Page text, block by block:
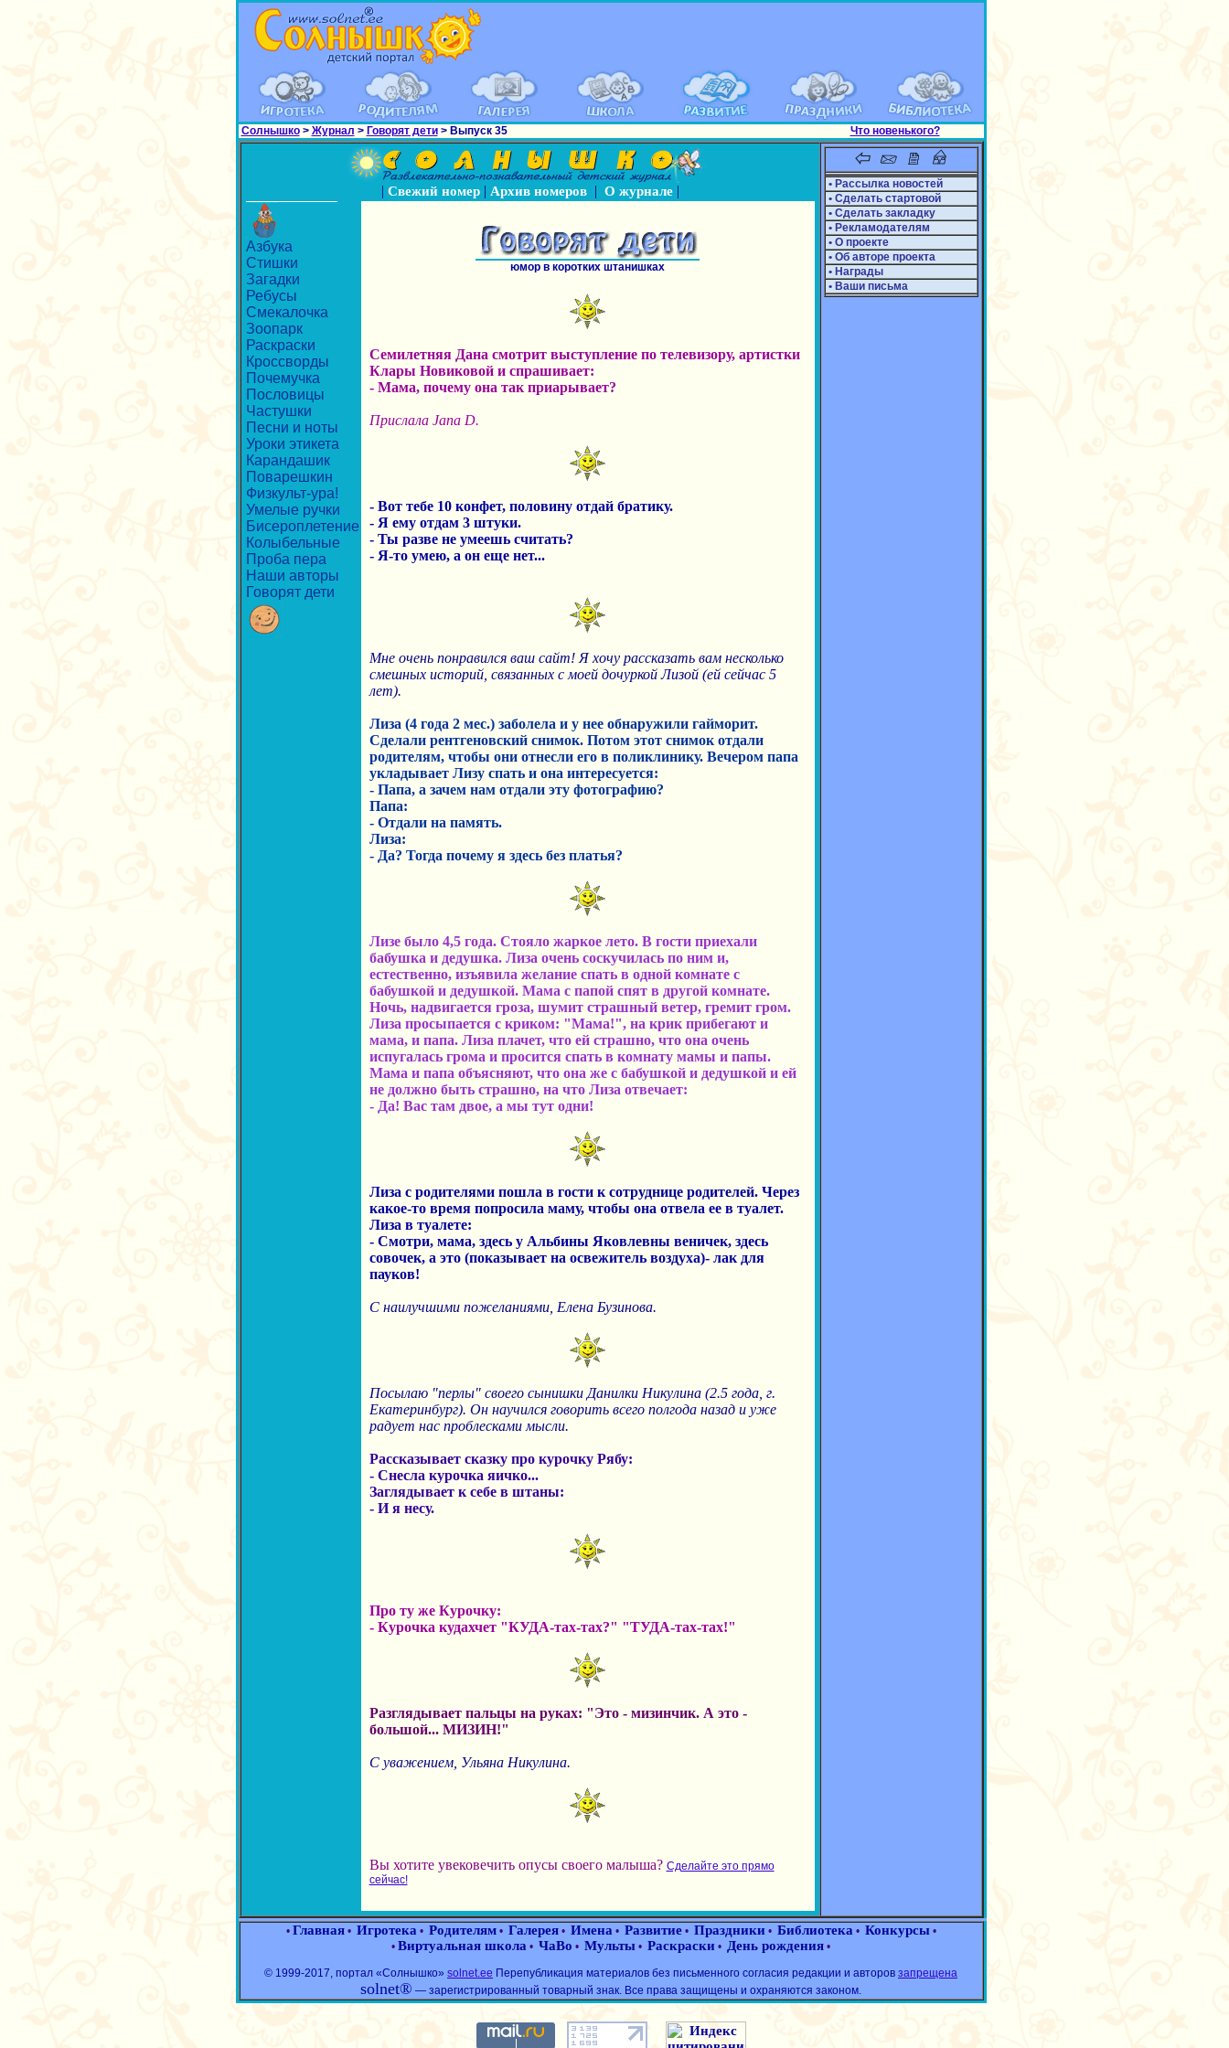
Солнышко> Журнал > Говорят дети> Выпуск 35 Что новенького?
| Свежий номер| Архив номеров| О журнале|
Азбука
Стишки
Загадки
Ребусы
Смекалочка
Зоопарк
Раскраски
Кроссворды
Почемучка
Пословицы
Частушки
Песни и ноты
Уроки этикета
Карандашик
Поварешкин
Физкульт-ура!
Умелые ручки
Бисероплетение
Колыбельные
Проба пера
Наши авторы
Говорят дети
юмор в коротких штанишках
Семилетняя Дана смотрит выступление по телевизору, артистки
Клары Новиковой и спрашивает:
- Мама, почему она так приарывает?
Прислала Jana D.
- Вот тебе 10 конфет, половину отдай братику.
- Я ему отдам 3 штуки.
- Ты разве не умеешь считать?
- Я-то умею, а он еще нет...
Мне очень понравился ваш сайт! Я хочу рассказать вам несколько
смешных историй, связанных с моей дочуркой Лизой (ей сейчас 5
лет).
Лиза (4 года 2 мес.) заболела и у нее обнаружили гайморит.
Сделали рентгеновский снимок. Потом этот снимок отдали
родителям, чтобы они отнесли его в поликлинику. Вечером папа
укладывает Лизу спать и она интересуется:
- Папа, а зачем нам отдали эту фотографию?
Папа:
- Отдали на память.
Лиза:
- Да? Тогда почему я здесь без платья?
Лизе было 4,5 года. Стояло жаркое лето. В гости приехали
бабушка и дедушка. Лиза очень соскучилась по ним и,
естественно, изъявила желание спать в одной комнате с
бабушкой и дедушкой. Мама с папой спят в другой комнате.
Ночь, надвигается гроза, шумит страшный ветер, гремит гром.
Лиза просыпается с криком: "Мама!", на крик прибегают и
мама, и папа. Лиза плачет, что ей страшно, что она очень
испугалась грома и просится спать в комнату мамы и папы.
Мама и папа объясняют, что она же с бабушкой и дедушкой и ей
не должно быть страшно, на что Лиза отвечает:
- Да! Вас там двое, а мы тут одни!
Лиза с родителями пошла в гости к сотруднице родителей. Через
какое-то время попросила маму, чтобы она отвела ее в туалет.
Лиза в туалете:
- Смотри, мама, здесь у Альбины Яковлевны веничек, здесь
совочек, а это (показывает на освежитель воздуха)- лак для
пауков!
С наилучшими пожеланиями, Елена Бузинова.
Посылаю "перлы" своего сынишки Данилки Никулина (2.5 года, г.
Екатеринбург). Он научился говорить всего полгода назад и уже
радует нас проблесками мысли.
Рассказывает сказку про курочку Рябу:
- Снесла курочка яичко...
Заглядывает к себе в штаны:
- И я несу.
Про ту же Курочку:
- Курочка кудахчет "КУДА-тах-тах?" "ТУДА-тах-тах!"
Разглядывает пальцы на руках: "Это - мизинчик. А это -
большой... МИЗИН!"
С уважением, Ульяна Никулина.
Вы хотите увековечить опусы своего малыша? Сделайте это прямо
сейчас!
• Рассылка новостей
• Сделать стартовой
• Сделать закладку
• Рекламодателям
• О проекте
• Об авторе проекта
• Награды
• Ваши письма
• Главная• Игротека• Родителям• Галерея• Имена• Развитие• Праздники • Библиотека• Конкурсы•
• Виртуальная школа • ЧаВо • Мульты • Раскраски • День рождения •
© 1999-2017, портал «Солнышко» solnet.ee Перепубликация материалов без письменного согласия редакции и авторов запрещена
solnet® — зарегистрированный товарный знак. Все права защищены и охраняются законом.